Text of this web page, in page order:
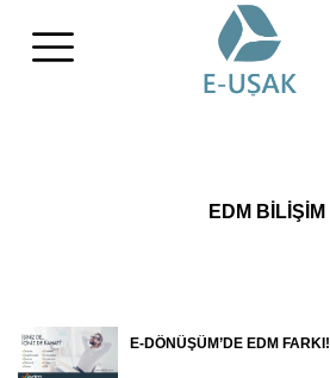
EDM BİLİŞİM
E-DÖNÜŞÜM’DE EDM FARKI!